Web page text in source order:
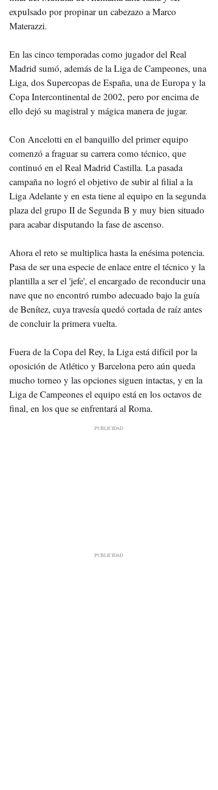
expulsado por propinar un cabezazo a Marco
Materazzi.
En las cinco temporadas como jugador del Real
Madrid sumó, además de la Liga de Campeones, una
Liga, dos Supercopas de España, una de Europa y la
Copa Intercontinental de 2002, pero por encima de
ello dejó su magistral y mágica manera de jugar.
Con Ancelotti en el banquillo del primer equipo
comenzó a fraguar su carrera como técnico, que
continuó en el Real Madrid Castilla. La pasada
campaña no logró el objetivo de subir al filial a la
Liga Adelante y en esta tiene al equipo en la segunda
plaza del grupo II de Segunda B y muy bien situado
para acabar disputando la fase de ascenso.
Ahora el reto se multiplica hasta la enésima potencia.
Pasa de ser una especie de enlace entre el técnico y la
plantilla a ser el 'jefe', el encargado de reconducir una
nave que no encontró rumbo adecuado bajo la guía
de Benítez, cuya travesía quedó cortada de raíz antes
de concluir la primera vuelta.
Fuera de la Copa del Rey, la Liga está difícil por la
oposición de Atlético y Barcelona pero aún queda
mucho torneo y las opciones siguen intactas, y en la
Liga de Campeones el equipo está en los octavos de
final, en los que se enfrentará al Roma.